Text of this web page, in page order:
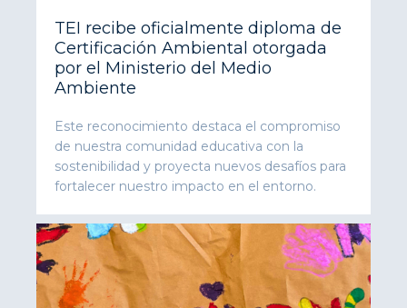
TEI recibe oficialmente diploma de
Certificación Ambiental otorgada
por el Ministerio del Medio
Ambiente
Este reconocimiento destaca el compromiso
de nuestra comunidad educativa con la
sostenibilidad y proyecta nuevos desafíos para
fortalecer nuestro impacto en el entorno.